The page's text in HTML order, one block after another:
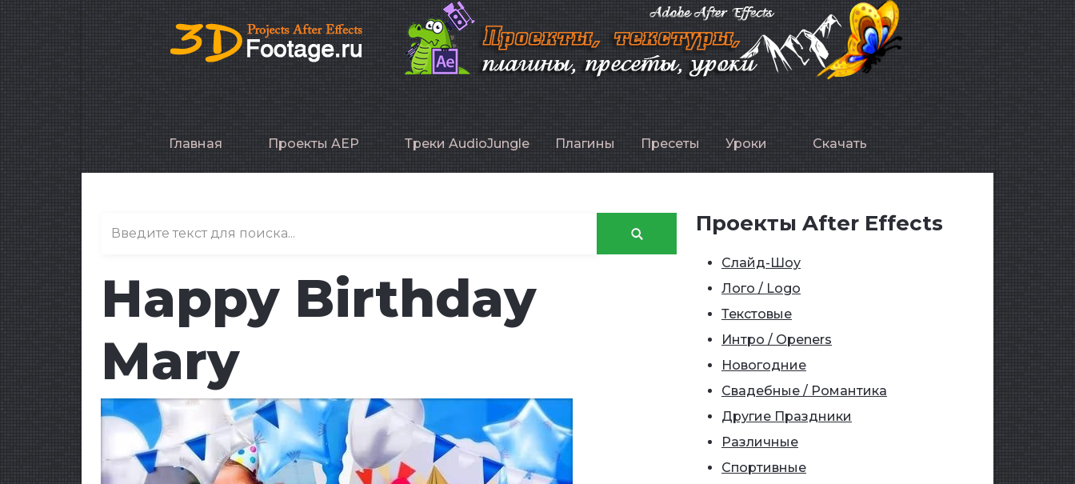
Главная Проекты AEP Треки AudioJungle Плагины Пресеты Уроки Скачать
Happy Birthday
Mary
Проекты After Effects
Слайд-Шоу
Лого / Logo
Текстовые
Интро / Openers
Новогодние
Свадебные / Романтика
Другие Праздники
Различные
Спортивные